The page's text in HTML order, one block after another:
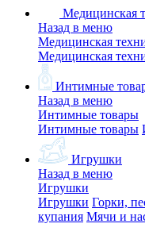
Медицинская
Назад в меню
Медицинская
Медицинская
Интимные
Назад в меню
Интимные товары
Интимные товары
Игрушки
Назад в меню
Игрушки
Игрушки Горки,
купания Мячи и